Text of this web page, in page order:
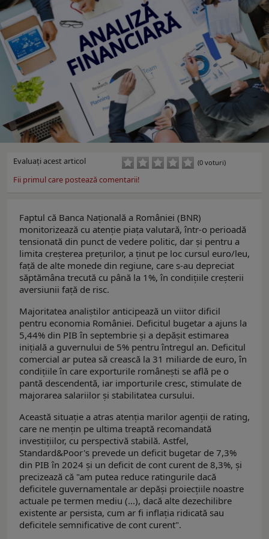
Evaluaţi acest articol (0 voturi)
Fii primul care postează comentarii!
Faptul că Banca Naţională a României (BNR)
monitorizează cu atenție piața valutară, într-o perioadă
tensionată din punct de vedere politic, dar și pentru a
limita creșterea prețurilor, a ținut pe loc cursul euro/leu,
față de alte monede din regiune, care s-au depreciat
săptămâna trecută cu până la 1%, în condițiile creșterii
aversiunii față de risc.
Majoritatea analiștilor anticipează un viitor dificil
pentru economia României. Deficitul bugetar a ajuns la
5,44% din PIB în septembrie și a depășit estimarea
inițială a guvernului de 5% pentru întregul an. Deficitul
comercial ar putea să crească la 31 miliarde de euro, în
condițiile în care exporturile românești se află pe o
pantă descendentă, iar importurile cresc, stimulate de
majorarea salariilor și stabilitatea cursului.
Această situație a atras atenția marilor agenții de rating,
care ne mențin pe ultima treaptă recomandată
investiţiilor, cu perspectivă stabilă. Astfel,
Standard&Poor's prevede un deficit bugetar de 7,3%
din PIB în 2024 şi un deficit de cont curent de 8,3%, și
precizează că "am putea reduce ratingurile dacă
deficitele guverna­mentale ar depăşi proiecţiile noastre
actuale pe termen mediu (...), dacă alte dezechilibre
existente ar persista, cum ar fi inflaţia ridicată sau
deficitele semnificative de cont curent".